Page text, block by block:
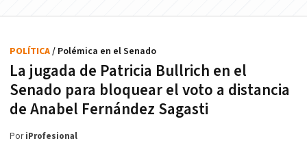
La jugada de Patricia Bullrich en el
Senado para bloquear el voto a distancia
de Anabel Fernández Sagasti
POLÍTICA/ Polémica en el Senado
PoriProfesional